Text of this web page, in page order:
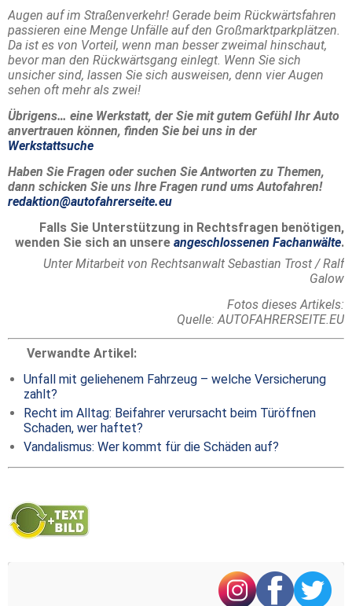
Augen auf im Straßenverkehr! Gerade beim Rückwärtsfahren
passieren eine Menge Unfälle auf den Großmarktparkplätzen.
Da ist es von Vorteil, wenn man besser zweimal hinschaut,
bevor man den Rückwärtsgang einlegt. Wenn Sie sich
unsicher sind, lassen Sie sich ausweisen, denn vier Augen
sehen oft mehr als zwei!
Übrigens… eine Werkstatt, der Sie mit gutem Gefühl Ihr Auto
anvertrauen können, finden Sie bei uns in der
Werkstattsuche
Haben Sie Fragen oder suchen Sie Antworten zu Themen,
dann schicken Sie uns Ihre Fragen rund ums Autofahren!
redaktion@autofahrerseite.eu
Falls Sie Unterstützung in Rechtsfragen benötigen,
wenden Sie sich an unsere angeschlossenen Fachanwälte.
Unter Mitarbeit von Rechtsanwalt Sebastian Trost / Ralf
Galow
Fotos dieses Artikels:
Quelle: AUTOFAHRERSEITE.EU
Verwandte Artikel:
Unfall mit geliehenem Fahrzeug – welche Versicherung
zahlt?
Recht im Alltag: Beifahrer verursacht beim Türöffnen
Schaden, wer haftet?
Vandalismus: Wer kommt für die Schäden auf?